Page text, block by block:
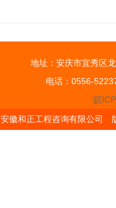
地址：安庆市宜秀区
电话：0556-
皖
安徽和正工程咨询有限公司